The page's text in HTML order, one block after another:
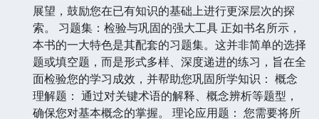
展望，鼓励您在已有知识的基础上进行更深层次的探
索。 习题集：检验与巩固的强大工具 正如书名所示，
本书的一大特色是其配套的习题集。这并非简单的选择
题或填空题，而是形式多样、深度递进的练习，旨在全
面检验您的学习成效，并帮助您巩固所学知识： 概念
理解题： 通过对关键术语的解释、概念辨析等题型，
确保您对基本概念的掌握。 理论应用题： 您需要将所